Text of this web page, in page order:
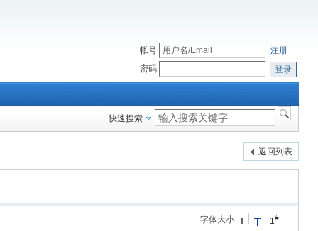
帐号
注册
密码
登录
快速搜索
返回列表
1#
字体大小: